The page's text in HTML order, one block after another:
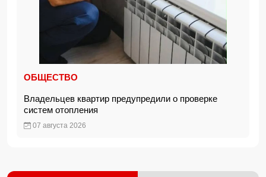
ОБЩЕСТВО
Владельцев квартир предупредили о проверке
систем отопления
07 августа 2026